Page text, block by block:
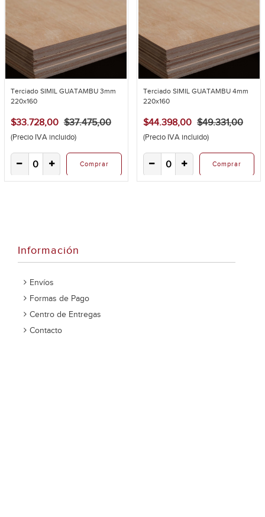
Información
Envíos
Formas de Pago
Centro de Entregas
Contacto
Terciado SIMIL GUATAMBU 3mm
220x160
$33.728,00 $37.475,00
(Precio IVA incluido)
Comprar
Terciado SIMIL GUATAMBU 4mm
220x160
$44.398,00 $49.331,00
(Precio IVA incluido)
Comprar